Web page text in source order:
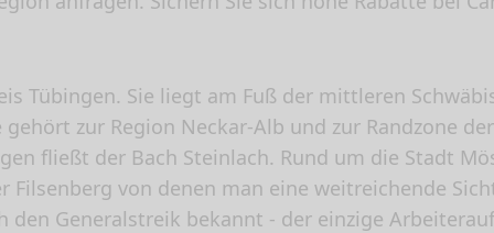
Tübingen. Sie liegt am Fuß der mittleren
zur Region Neckar-Alb und zur Randzone
fließt der Bach Steinlach. Rund um die Stadt
von denen man eine weitreichende
den Generalstreik bekannt - der einzige